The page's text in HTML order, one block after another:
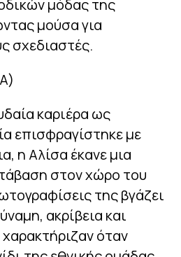
μόδας της
μούσα για
σχεδιαστές.
καριέρα ως
επισφραγίστηκε με
η Αλίσα έκανε μια
στον χώρο του
της βγάζει
ακρίβεια και
όταν